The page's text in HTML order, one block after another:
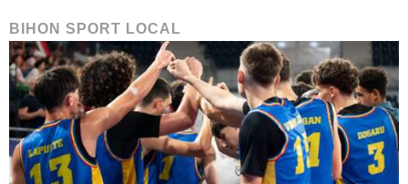
BIHON SPORT LOCAL